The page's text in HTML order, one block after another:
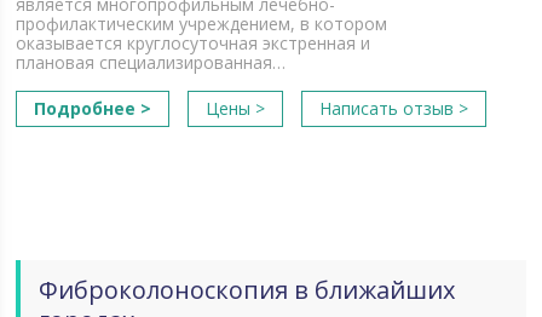
профилактическим учреждением, в котором
оказывается круглосуточная экстренная и
плановая специализированная…
Подробнее >
Цены > Написать отзыв >
Фиброколоноскопия в ближайших